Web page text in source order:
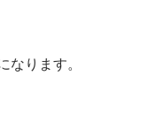
なります。